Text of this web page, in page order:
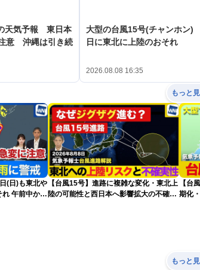
天気予報 東日本
意 沖縄は引き続
大型の台風15号(チャンホン
日に東北に上陸のおそれ
2026.08.08 16:35
もっと
(日)も東北や
午前中から
【台風15号】進路に複雑な変化・東北上
陸の可能性と西日本へ影響拡大の不確実
【台
期化
波に
もっと